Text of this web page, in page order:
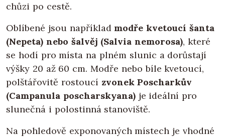
chůzi po cestě.
Oblíbené jsou například modře kvetoucí šanta
(Nepeta) nebo šalvěj (Salvia nemorosa), které
se hodí pro místa na plném slunic a dorůstají
výšky 20 až 60 cm. Modře nebo bíle kvetoucí,
polštářovitě rostoucí zvonek Poscharkův
(Campanula poscharskyana)je ideální pro
slunečná i polostinná stanoviště.
Na pohledově exponovaných místech je vhodné